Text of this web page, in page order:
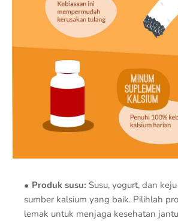
Produk susu: Susu, yogurt, dan
sumber kalsium yang baik. Pilihlah
lemak untuk menjaga kesehatan